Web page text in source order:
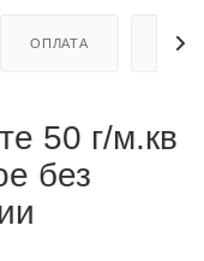
ОПЛАТА
50 г/м.кв
без